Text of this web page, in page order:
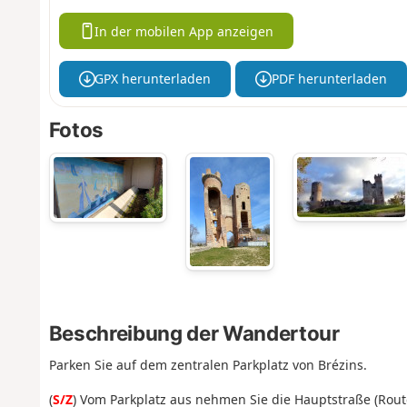
In der mobilen App anzeigen
GPX herunterladen PDF herunterladen
Fotos
Beschreibung der Wandertour
Parken Sie auf dem zentralen Parkplatz von Brézins.
(S/Z) Vom Parkplatz aus nehmen Sie die Hauptstraße